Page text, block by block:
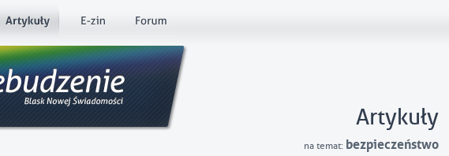
Artykuły
na temat: bezpieczeństwo